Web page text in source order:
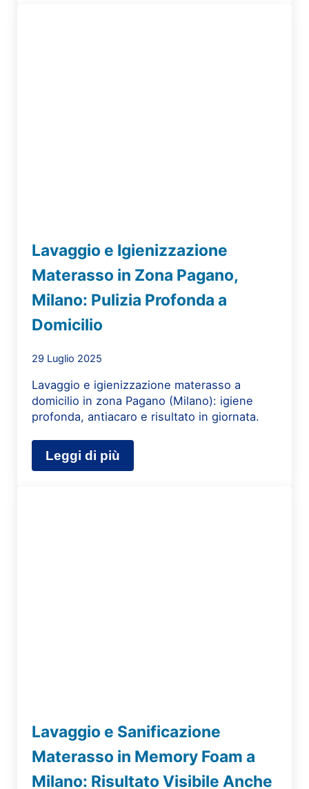
Lavaggio e Igienizzazione
Materasso in Zona Pagano,
Milano: Pulizia Profonda a
Domicilio
29 Luglio 2025
Lavaggio e igienizzazione materasso a
domicilio in zona Pagano (Milano): igiene
profonda, antiacaro e risultato in giornata.
Leggi di piùLavaggio e Igienizzazione
Lavaggio e Sanificazione
Materasso in Memory Foam a
Milano: Risultato Visibile Anche